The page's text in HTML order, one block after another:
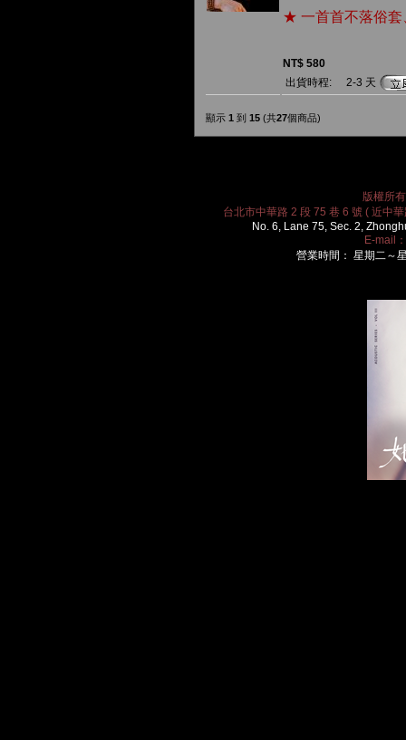
★ 一首首不落俗套
NT$ 580
出貨時程:
2-3 天
顯示 1 到 15 (共27個商品)
版權所
台北市中華路 2 段 75 巷 6 號 ( 近中
No. 6, Lane 75, Sec. 2,
E-mail：
營業時間： 星期二～